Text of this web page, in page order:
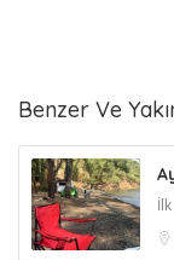
Benzer Ve